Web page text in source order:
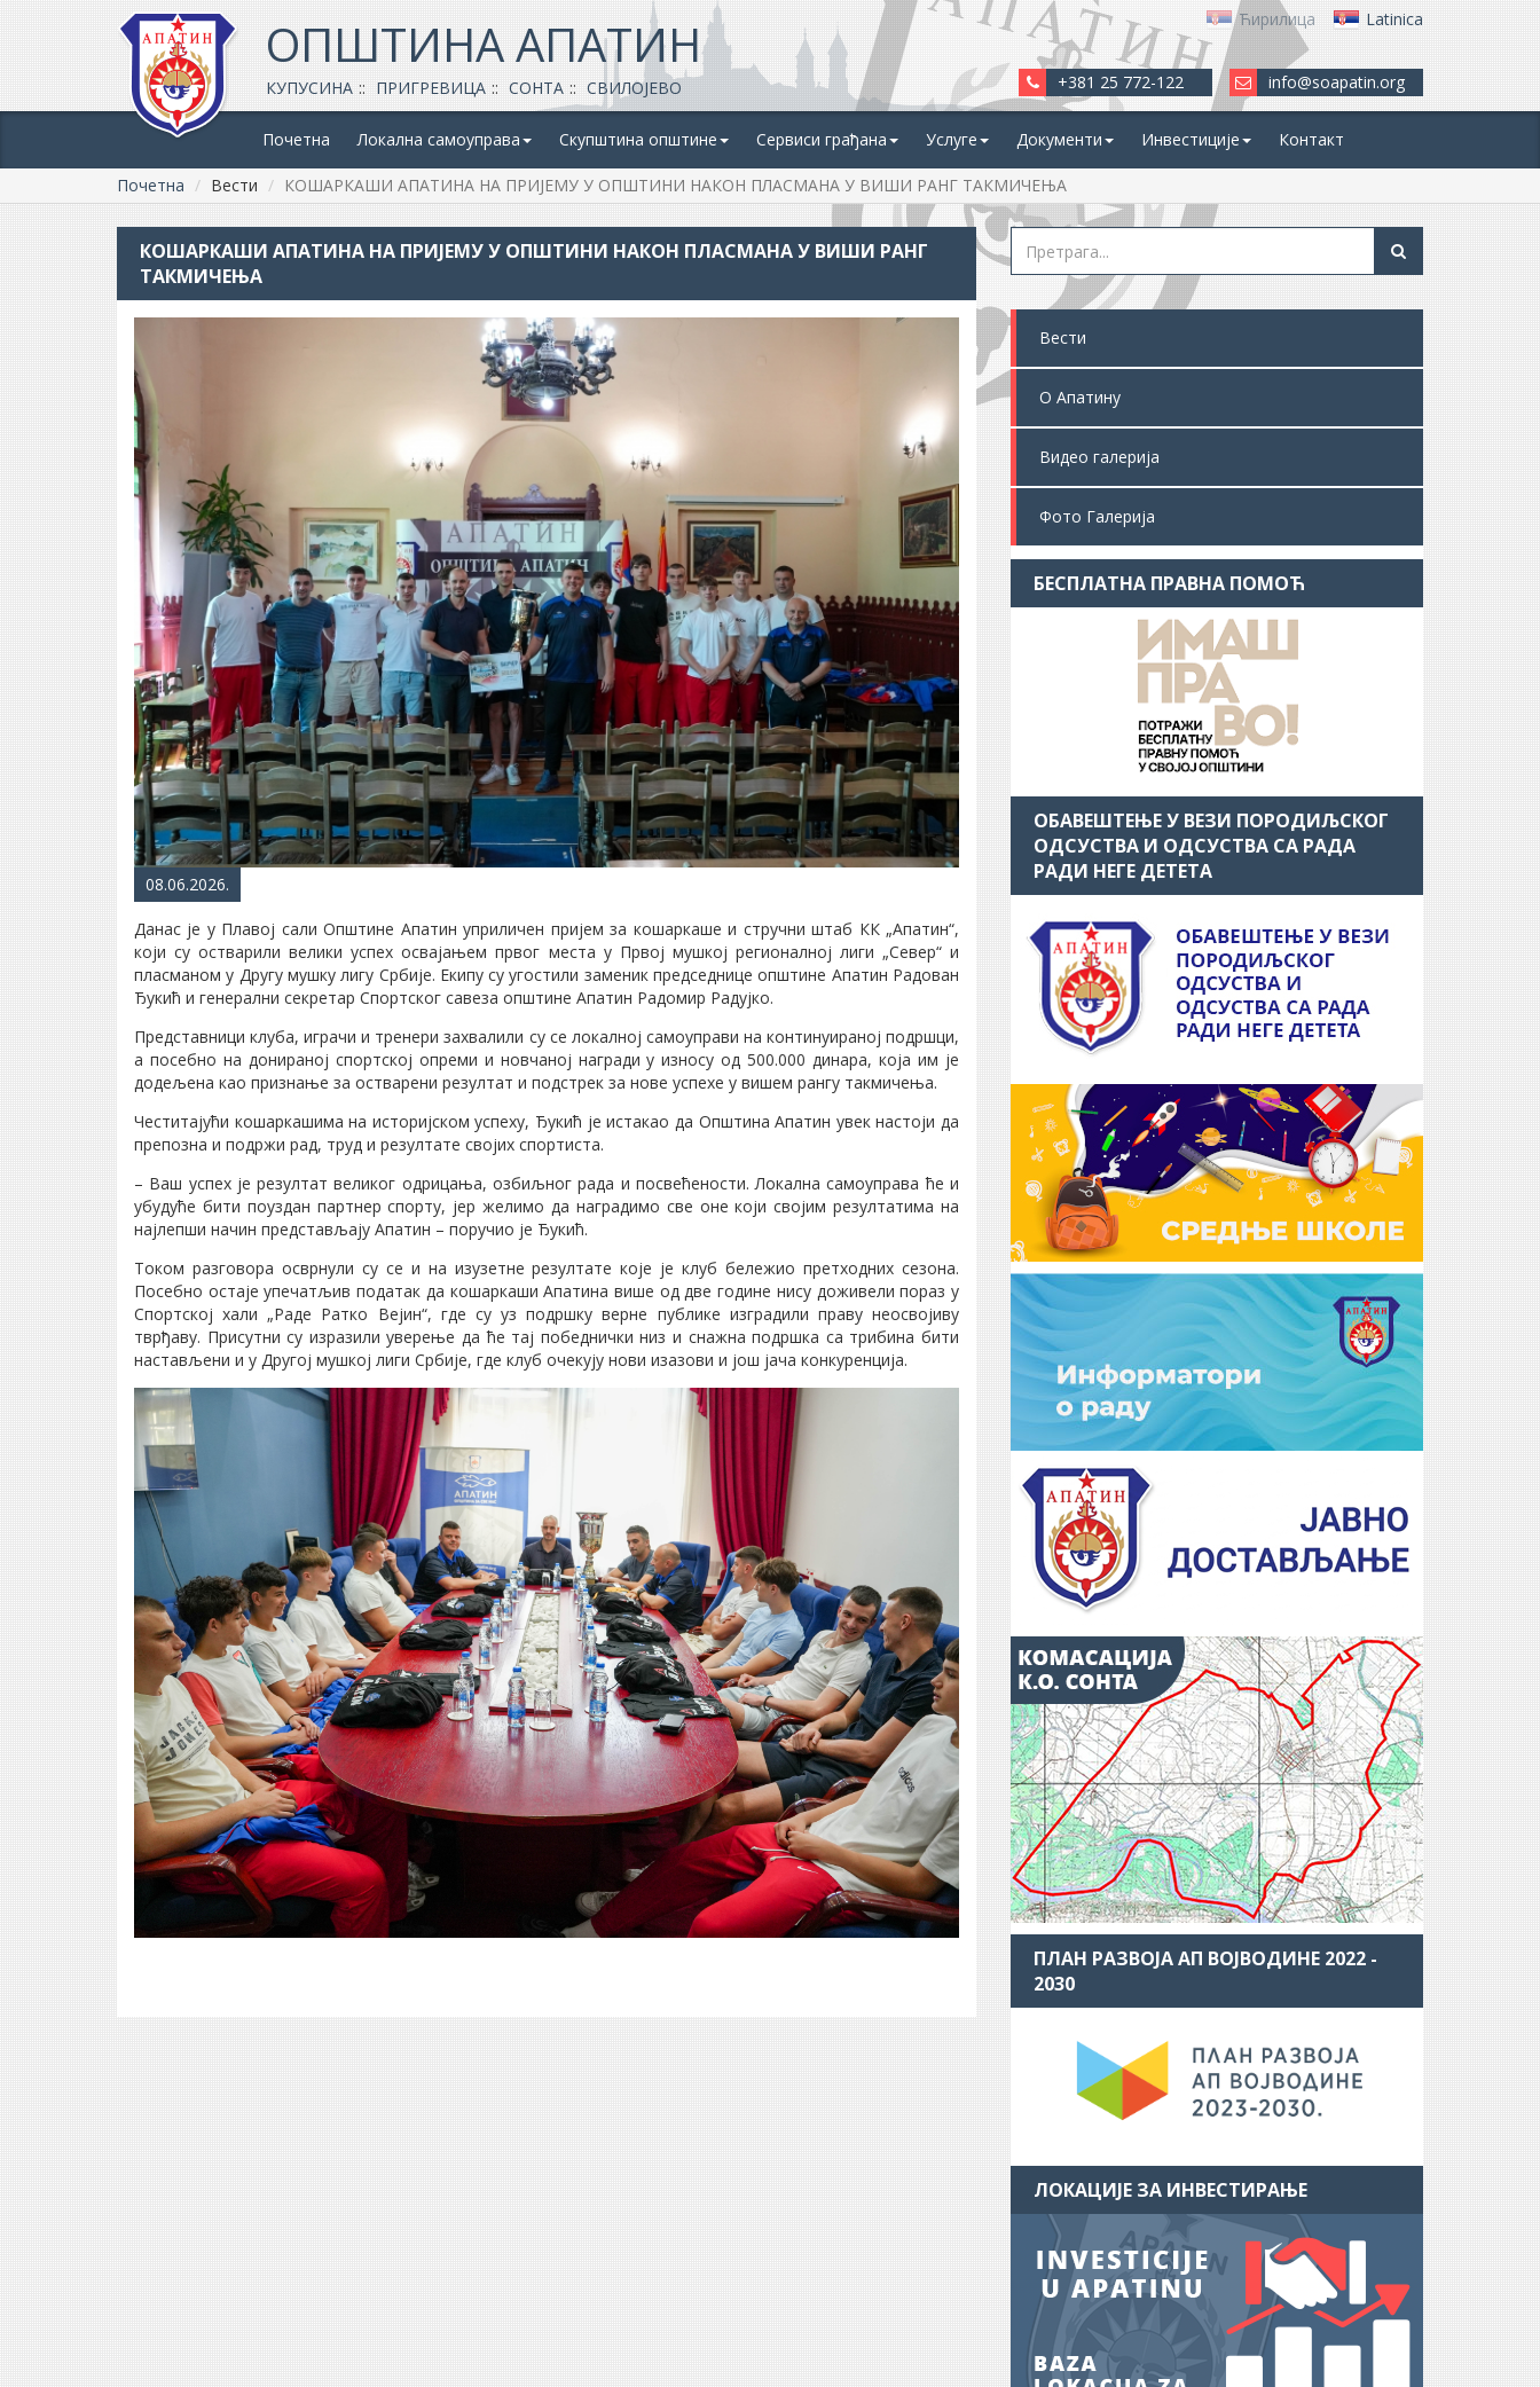
ОПШТИНА АПАТИН
КУПУСИНА ПРИГРЕВИЦА СОНТА СВИЛОЈЕВО
Ћирилица Latinica
+381 25 772-122 info@soapatin.org
Почетна Локална самоуправа Скупштина општине Сервиси грађана Услуге Документи Инвестиције Контакт
Почетна Вести КОШАРКАШИ АПАТИНА НА ПРИЈЕМУ У ОПШТИНИ НАКОН ПЛАСМАНА У ВИШИ РАНГ ТАКМИЧЕЊА
КОШАРКАШИ АПАТИНА НА ПРИЈЕМУ У ОПШТИНИ НАКОН ПЛАСМАНА У ВИШИ РАНГ
ТАКМИЧЕЊА
08.06.2026.
Данас је у Плавој сали Општине Апатин уприличен пријем за кошаркаше и стручни штаб КК „Апатин“,
који су остварили велики успех освајањем првог места у Првој мушкој регионалној лиги „Север“ и
пласманом у Другу мушку лигу Србије. Екипу су угостили заменик председнице општине Апатин Радован
Ђукић и генерални секретар Спортског савеза општине Апатин Радомир Радујко.
Представници клуба, играчи и тренери захвалили су се локалној самоуправи на континуираној подршци,
а посебно на донираној спортској опреми и новчаној награди у износу од 500.000 динара, која им је
додељена као признање за остварени резултат и подстрек за нове успехе у вишем рангу такмичења.
Честитајући кошаркашима на историјском успеху, Ђукић је истакао да Општина Апатин увек настоји да
препозна и подржи рад, труд и резултате својих спортиста.
– Ваш успех је резултат великог одрицања, озбиљног рада и посвећености. Локална самоуправа ће и
убудуће бити поуздан партнер спорту, јер желимо да наградимо све оне који својим резултатима на
најлепши начин представљају Апатин – поручио је Ђукић.
Током разговора осврнули су се и на изузетне резултате које је клуб бележио претходних сезона.
Посебно остаје упечатљив податак да кошаркаши Апатина више од две године нису доживели пораз у
Спортској хали „Раде Ратко Вејин“, где су уз подршку верне публике изградили праву неосвојиву
тврђаву. Присутни су изразили уверење да ће тај победнички низ и снажна подршка са трибина бити
настављени и у Другoj мушкој лиги Србије, где клуб очекују нови изазови и још јача конкуренција.
Вести
О Апатину
Видео галерија
Фото Галерија
БЕСПЛАТНА ПРАВНА ПОМОЋ
ОБАВЕШТЕЊЕ У ВЕЗИ ПОРОДИЉСКОГ
ОДСУСТВА И ОДСУСТВА СА РАДА
РАДИ НЕГЕ ДЕТЕТА
ПЛАН РАЗВОЈА АП ВОЈВОДИНЕ 2022 -
2030
ЛОКАЦИЈЕ ЗА ИНВЕСТИРАЊЕ